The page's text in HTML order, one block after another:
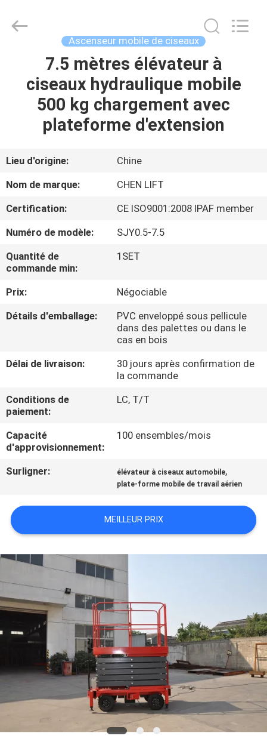
MAISON
À
PROPOS
NOUS
DE
L'USINE
CONTRÔLE
LA
QUALITÉ
NOUS
CONTACTER
NOUVELLES
DEMANDEZ
UN DEVIS
PLAN
DU
POLITIQUE
CONFIDENTIALITÉ
MACHINERY
Ascenseur mobile de ciseaux
7.5 mètres élévateur à
ciseaux hydraulique mobile
500 kg chargement avec
plateforme d'extension
Lieu d'origine:
Chine
Nom de marque:
CHEN LIFT
Certification:
CE ISO9001:2008 IPAF member
Numéro de modèle:
SJY0.5-7.5
Quantité de
commande min:
1SET
Prix:
Négociable
Détails d'emballage:
PVC enveloppé sous pellicule
dans des palettes ou dans le
cas en bois
Délai de livraison:
30 jours après confirmation de
la commande
Conditions de
paiement:
LC, T/T
Capacité
d'approvisionnement:
100 ensembles/mois
Surligner: élévateur à ciseaux automobile,
plate-forme mobile de travail aérien
MEILLEUR PRIX